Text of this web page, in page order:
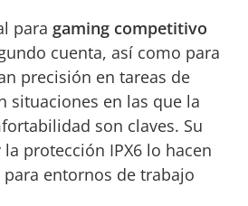
para gaming competitivo
cuenta, así como para
precisión en tareas de
situaciones en las que la
son claves. Su
protección IPX6 lo hacen
entornos de trabajo